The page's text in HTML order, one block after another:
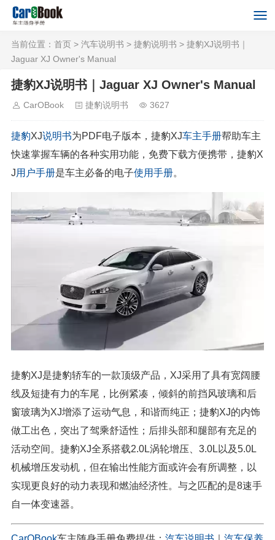
当前位置： 首页 > 汽车说明书 > 捷豹说明书 > 捷豹XJ说明书｜
Jaguar XJ Owner's Manual
捷豹XJ说明书｜Jaguar XJ Owner's Manual
CarOBook 捷豹说明书 3627
捷豹XJ说明书为PDF电子版本，捷豹XJ车主手册帮助车主
快速掌握车辆的各种实用功能，免费下载方便携带，捷豹X
J用户手册是车主必备的电子使用手册。
捷豹XJ是捷豹轿车的一款顶级产品，XJ采用了具有宽阔腰
线及短捷有力的车尾，比例紧凑，倾斜的前挡风玻璃和后
窗玻璃为XJ增添了运动气息，和谐而纯正；捷豹XJ的内饰
做工出色，突出了驾乘舒适性；后排头部和腿部有充足的
活动空间。捷豹XJ全系搭载2.0L涡轮增压、3.0L以及5.0L
机械增压发动机，但在输出性能方面或许会有所调整，以
实现更良好的动力表现和燃油经济性。与之匹配的是8速手
自一体变速器。